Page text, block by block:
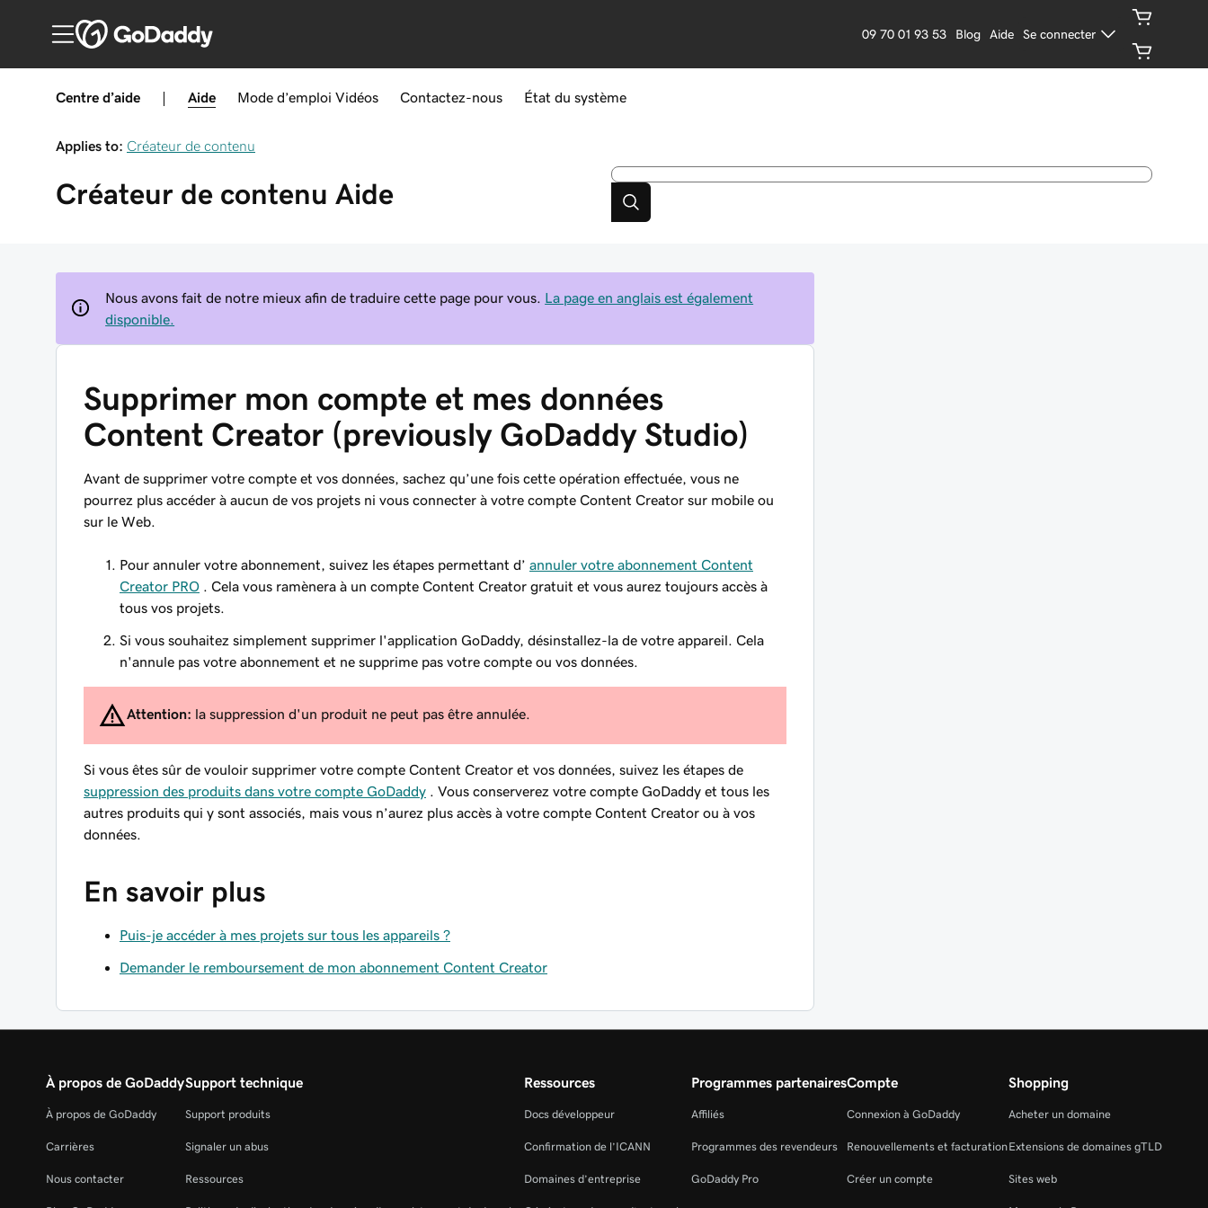
09 70 01 93 53 Blog Aide Se connecter
Centre d’aide Aide Mode d’emploi Vidéos Contactez-nous État du système
Applies to: Créateur de contenu
Créateur de contenu Aide
Nous avons fait de notre mieux afin de traduire cette page pour vous.
La page en anglais est également
disponible.
Supprimer mon compte et mes données
Content Creator (previously GoDaddy Studio)
Avant de supprimer votre compte et vos données, sachez qu’une fois cette opération effectuée, vous ne
pourrez plus accéder à aucun de vos projets ni vous connecter à votre compte Content Creator sur mobile ou
sur le Web.
Pour annuler votre abonnement, suivez les étapes permettant d’ annuler votre abonnement Content
Creator PRO . Cela vous ramènera à un compte Content Creator gratuit et vous aurez toujours accès à
tous vos projets.
Si vous souhaitez simplement supprimer l'application GoDaddy, désinstallez-la de votre appareil. Cela
n'annule pas votre abonnement et ne supprime pas votre compte ou vos données.
Attention: la suppression d'un produit ne peut pas être annulée.
Si vous êtes sûr de vouloir supprimer votre compte Content Creator et vos données, suivez les étapes de
suppression des produits dans votre compte GoDaddy . Vous conserverez votre compte GoDaddy et tous les
autres produits qui y sont associés, mais vous n’aurez plus accès à votre compte Content Creator ou à vos
données.
En savoir plus
Puis-je accéder à mes projets sur tous les appareils ?
Demander le remboursement de mon abonnement Content Creator
À propos de GoDaddy
À propos de GoDaddy
Carrières
Nous contacter
Support technique
Support produits
Signaler un abus
Ressources
Ressources
Docs développeur
Confirmation de l’ICANN
Domaines d’entreprise
Programmes partenaires
Affiliés
Programmes des revendeurs
GoDaddy Pro
Compte
Connexion à GoDaddy
Renouvellements et facturation
Créer un compte
Shopping
Acheter un domaine
Extensions de domaines gTLD
Sites web